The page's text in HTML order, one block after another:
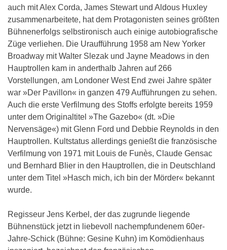
auch mit Alex Corda, James Stewart und Aldous Huxley
zusammenarbeitete, hat dem Protagonisten seines größten
Bühnenerfolgs selbstironisch auch einige autobiografische
Züge verliehen. Die Uraufführung 1958 am New Yorker
Broadway mit Walter Slezak und Jayne Meadows in den
Hauptrollen kam in anderthalb Jahren auf 266
Vorstellungen, am Londoner West End zwei Jahre später
war »Der Pavillon« in ganzen 479 Aufführungen zu sehen.
Auch die erste Verfilmung des Stoffs erfolgte bereits 1959
unter dem Originaltitel »The Gazebo« (dt. »Die
Nervensäge«) mit Glenn Ford und Debbie Reynolds in den
Hauptrollen. Kultstatus allerdings genießt die französische
Verfilmung von 1971 mit Louis de Funès, Claude Gensac
und Bernhard Blier in den Hauptrollen, die in Deutschland
unter dem Titel »Hasch mich, ich bin der Mörder« bekannt
wurde.
Regisseur Jens Kerbel, der das zugrunde liegende
Bühnenstück jetzt in liebevoll nachempfundenem 60er-
Jahre-Schick (Bühne: Gesine Kuhn) im Komödienhaus